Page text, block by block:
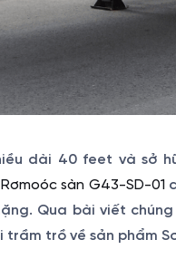
dài 40 feet và sở
sàn G43-SD-01
Qua bài viết
trồ về sản phẩm